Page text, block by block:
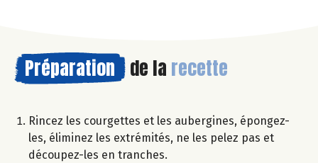
Préparation de la recette
Rincez les courgettes et les aubergines, épongez-
les, éliminez les extrémités, ne les pelez pas et
découpez-les en tranches.